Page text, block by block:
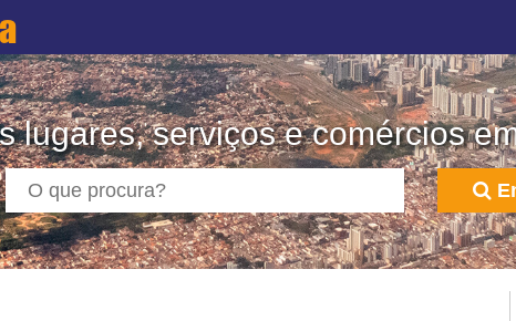
lugares, serviços e comércios